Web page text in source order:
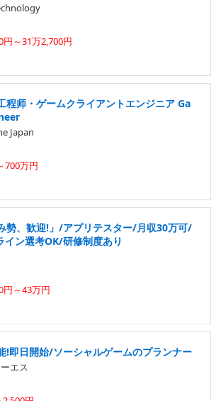
円～31万2,700円
程师・ゲームクライアントエンジニア Ga
Japan
700万円
勢、歓迎!」/アプリテスター/月収30万可/
ン選考OK/研修制度あり
円～43万円
!即日開始/ソーシャルゲームのプランナー
エス